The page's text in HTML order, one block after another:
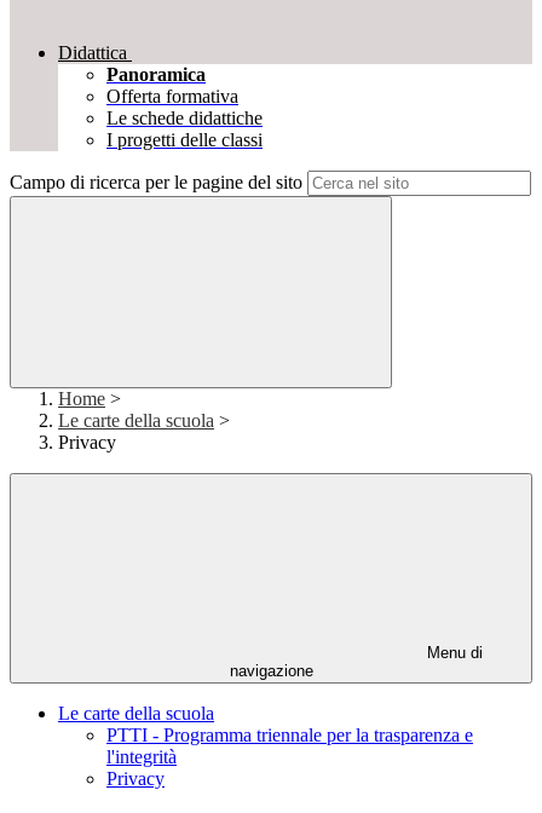
Didattica
Panoramica
Offerta formativa
Le schede didattiche
I progetti delle classi
Campo di ricerca per le pagine del sito
Home >
Le carte della scuola >
Privacy
Menu di
navigazione
Le carte della scuola
PTTI - Programma triennale per la trasparenza e
l'integrità
Privacy